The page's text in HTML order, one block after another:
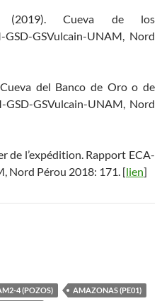
Cueva de los
GSVulcain-UNAM, Nord
del Banco de Oro o de
GSD-GSVulcain-UNAM, Nord
de l’expédition. Rapport ECA-
Nord Pérou 2018: 171. [lien]
4 (POZOS)
AMAZONAS (PE01)